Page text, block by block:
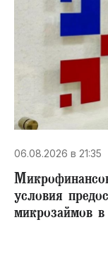
06.08.2026 в 21:35
условия
микрозаймов